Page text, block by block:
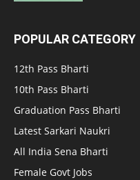
POPULAR CATEGORY
12th Pass Bharti
10th Pass Bharti
Graduation Pass Bharti
Latest Sarkari Naukri
All India Sena Bharti
Female Govt Jobs